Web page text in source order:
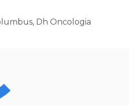
Dh Oncologia